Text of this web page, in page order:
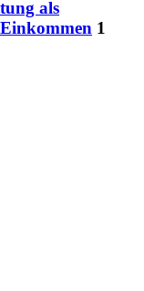
als
1